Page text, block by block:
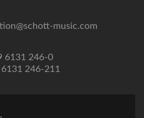
music.com
6131 246-0
6131 246-211